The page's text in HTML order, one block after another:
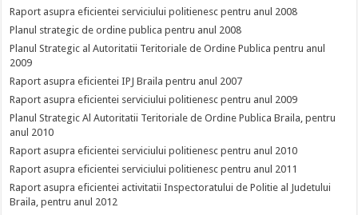
Raport asupra eficientei serviciului politienesc pentru anul 2008
Planul strategic de ordine publica pentru anul 2008
Planul Strategic al Autoritatii Teritoriale de Ordine Publica pentru anul
2009
Raport asupra eficientei IPJ Braila pentru anul 2007
Raport asupra eficientei serviciului politienesc pentru anul 2009
Planul Strategic Al Autoritatii Teritoriale de Ordine Publica Braila, pentru
anul 2010
Raport asupra eficientei serviciului politienesc pentru anul 2010
Raport asupra eficientei serviciului politienesc pentru anul 2011
Raport asupra eficientei activitatii Inspectoratului de Politie al Judetului
Braila, pentru anul 2012